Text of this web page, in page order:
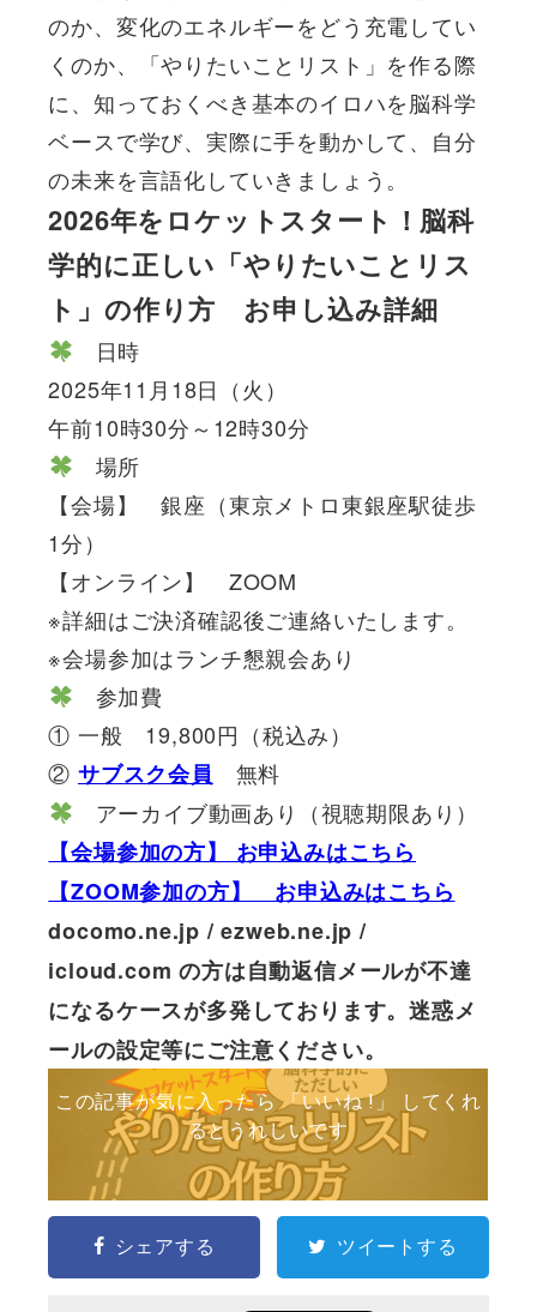
のか、変化のエネルギーをどう充電してい
くのか、「やりたいことリスト」を作る際
に、知っておくべき基本のイロハを脳科学
ベースで学び、実際に手を動かして、自分
の未来を言語化していきましょう。
2026年をロケットスタート！脳科
学的に正しい「やりたいことリス
ト」の作り方 お申し込み詳細
日時
2025年11月18日（火）
午前10時30分～12時30分
場所
【会場】 銀座（東京メトロ東銀座駅徒歩
1分）
【オンライン】 ZOOM
※詳細はご決済確認後ご連絡いたします。
※会場参加はランチ懇親会あり
参加費
① 一般 19,800円（税込み）
② サブスク会員 無料
アーカイブ動画あり（視聴期限あり）
【会場参加の方】 お申込みはこちら
【ZOOM参加の方】 お申込みはこちら
docomo.ne.jp / ezweb.ne.jp /
icloud.com の方は自動返信メールが不達
になるケースが多発しております。迷惑メ
ールの設定等にご注意ください。
この記事が気に入ったら 「いいね !」 してくれ
るとうれしいです
シェアする ツイートする